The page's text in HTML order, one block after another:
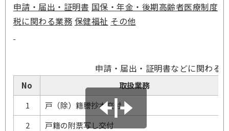
申請・届出・証明書 国保・年金・後期高齢者医療制度
税に関わる業務 保健福祉 その他
申請・届出・証明書などに関わる
No
取扱業務
1
戸（除）籍謄抄本交付
2
戸籍の附票写し交付